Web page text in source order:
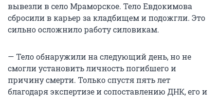
вывезли в село Мраморское. Тело Евдокимова
сбросили в карьер за кладбищем и подожгли. Это
сильно осложнило работу силовикам.
— Тело обнаружили на следующий день, но не
смогли установить личность погибшего и
причину смерти. Только спустя пять лет
благодаря экспертизе и сопоставлению ДНК, его и